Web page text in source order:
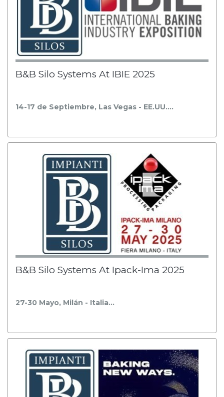
B&B Silo Systems At IBIE 2025
14-17 de Septiembre, Las Vegas - EE.UU.…
B&B Silo Systems At Ipack-Ima 2025
27-30 Mayo, Milán - Italia…